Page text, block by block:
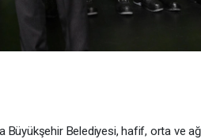
Büyükşehir Belediyesi, hafif, orta ve